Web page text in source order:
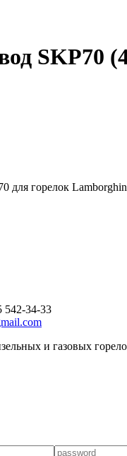
SKP70
542-34-33
и газовых